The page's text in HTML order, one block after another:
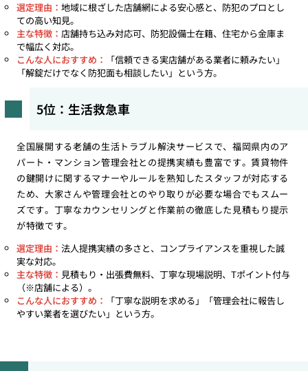
選定理由： 地域に根ざした店舗網による安心感と、防犯のプロとし
ての高い知見。
主な特徴： 店舗持ち込み対応可、防犯設備士在籍、住宅から金庫ま
で幅広く対応。
こんな人におすすめ：
「信頼できる実店舗がある業者に頼みたい」
「解錠だけでなく防犯面も相談したい」という方。
5位：生活救急車
全国展開する老舗の生活トラブル解決サービスで、福岡県内のア
パート・マンション管理会社との提携実績も豊富です。賃貸物件
の鍵開けに関するマナーやルールを熟知したスタッフが対応する
ため、大家さんや管理会社とのやり取りが必要な場合でもスムー
ズです。丁寧なカウンセリングと作業前の徹底した見積もり提示
が特徴です。
選定理由： 法人提携実績の多さと、コンプライアンスを重視した誠
実な対応。
主な特徴： 見積もり・出張費無料、丁寧な現場説明、Tポイント付与
（※店舗による）。
こんな人におすすめ：
「丁寧な説明を求める」「管理会社に報告し
やすい業者を選びたい」という方。